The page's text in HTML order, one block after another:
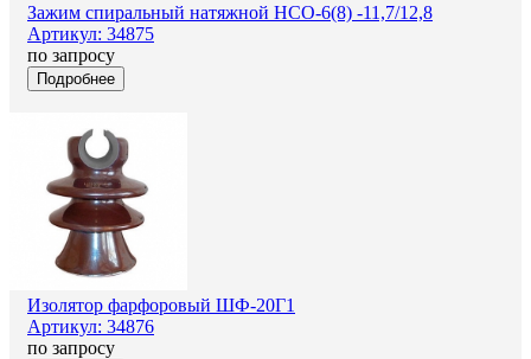
Зажим спиральный натяжной НСО-6(8) -11,7/12,8
Артикул: 34875
по запросу
Подробнее
Изолятор фарфоровый ШФ-20Г1
Артикул: 34876
по запросу